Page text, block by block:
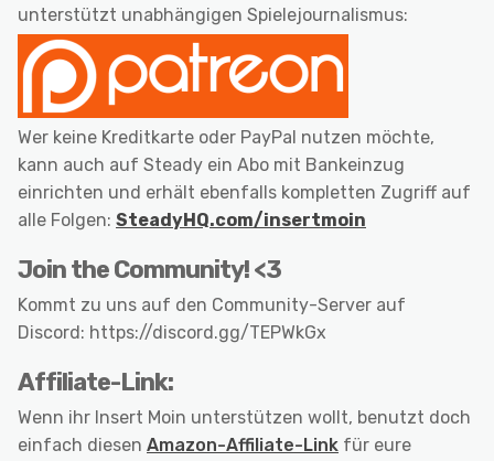
unterstützt unabhängigen Spielejournalismus:
Wer keine Kreditkarte oder PayPal nutzen möchte,
kann auch auf Steady ein Abo mit Bankeinzug
einrichten und erhält ebenfalls kompletten Zugriff auf
alle Folgen: SteadyHQ.com/insertmoin
Join the Community! <3
Kommt zu uns auf den Community-Server auf
Discord: https://discord.gg/TEPWkGx
Affiliate-Link:
Wenn ihr Insert Moin unterstützen wollt, benutzt doch
einfach diesen Amazon-Affiliate-Link für eure